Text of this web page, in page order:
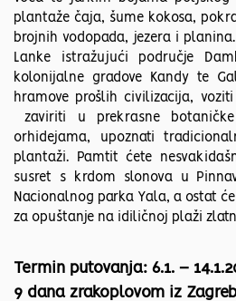
plantaže čaja, šume kokosa,
brojnih vodopada, jezera i
Lanke istražujući područje
kolonijalne gradove Kandy te
hramove prošlih civilizacija,
zaviriti u prekrasne
orhidejama, upoznati
plantaži. Pamtit ćete
susret s krdom slonova u
Nacionalnog parka Yala, a ostat
za opuštanje na idiličnoj plaži
Termin putovanja: 6.1. –
9 dana zrakoplovom iz